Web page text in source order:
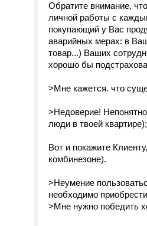
Обратите внимание,
личной работы с
покупающий у Вас
аварийных мерах: в
товар...) Ваших
хорошо бы
>Мне кажется. что
>Недоверие! Непонятно
люди в твоей квартире);
Вот и покажите
комбинезоне).
>Неумение
необходимо
>Мне нужно победить